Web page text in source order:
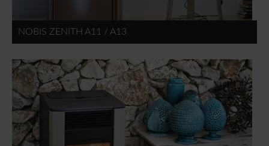
NOBIS ZENITH A11 / A13
Pagina's